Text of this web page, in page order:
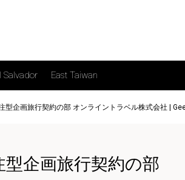
Salvador East Taiwan
型企画旅行契約の部 オンライントラベル株式会社 |
企画旅行契約の部